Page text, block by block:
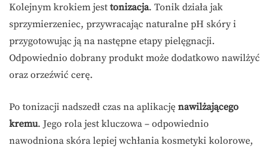
Kolejnym krokiem jest tonizacja. Tonik działa jak
sprzymierzeniec, przywracając naturalne pH skóry i
przygotowując ją na następne etapy pielęgnacji.
Odpowiednio dobrany produkt może dodatkowo nawilżyć
oraz orzeźwić cerę.
Po tonizacji nadszedł czas na aplikację nawilżającego
kremu. Jego rola jest kluczowa – odpowiednio
nawodniona skóra lepiej wchłania kosmetyki kolorowe,